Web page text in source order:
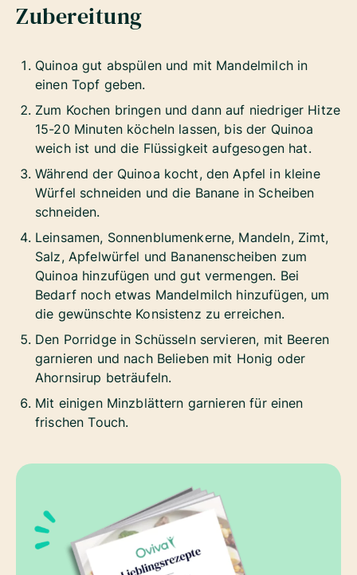
Zubereitung
Quinoa gut abspülen und mit Mandelmilch in
einen Topf geben.
Zum Kochen bringen und dann auf niedriger Hitze
15-20 Minuten köcheln lassen, bis der Quinoa
weich ist und die Flüssigkeit aufgesogen hat.
Während der Quinoa kocht, den Apfel in kleine
Würfel schneiden und die Banane in Scheiben
schneiden.
Leinsamen, Sonnenblumenkerne, Mandeln, Zimt,
Salz, Apfelwürfel und Bananenscheiben zum
Quinoa hinzufügen und gut vermengen. Bei
Bedarf noch etwas Mandelmilch hinzufügen, um
die gewünschte Konsistenz zu erreichen.
Den Porridge in Schüsseln servieren, mit Beeren
garnieren und nach Belieben mit Honig oder
Ahornsirup beträufeln.
Mit einigen Minzblättern garnieren für einen
frischen Touch.